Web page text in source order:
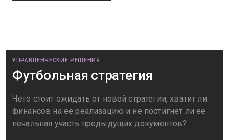
УПРАВЛЕНЧЕСКИЕ РЕШЕНИЯ
Футбольная стратегия
Чего стоит ожидать от новой стратегии, хватит ли
финансов на ее реализацию и не постигнет ли ее
печальная участь предыдущих документов?